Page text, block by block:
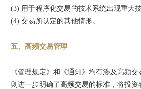
(3) 用于程序化交易的技术系统出现重大
(4) 交易所认定的其他情形。
五、高频交易管理
《管理规定》和《通知》均有涉及高频交
则进一步明确了高频交易的标准，将投